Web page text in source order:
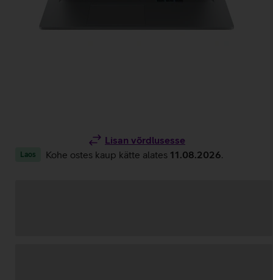
Lisan võrdlusesse
Laos Kohe ostes kaup kätte alates 11.08.2026